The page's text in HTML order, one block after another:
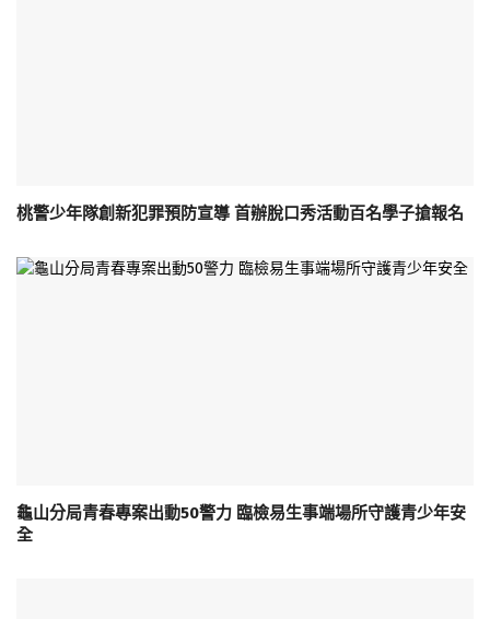
桃警少年隊創新犯罪預防宣導 首辦脫口秀活動百名學子搶報名
龜山分局青春專案出動50警力 臨檢易生事端場所守護青少年安
全